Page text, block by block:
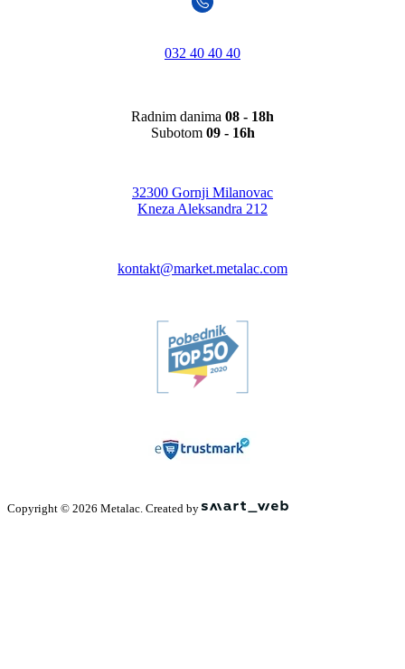
032 40 40 40
Radnim danima 08 - 18h
Subotom 09 - 16h
32300 Gornji Milanovac
Kneza Aleksandra 212
kontakt@market.metalac.com
Copyright © 2026 Metalac. Created by